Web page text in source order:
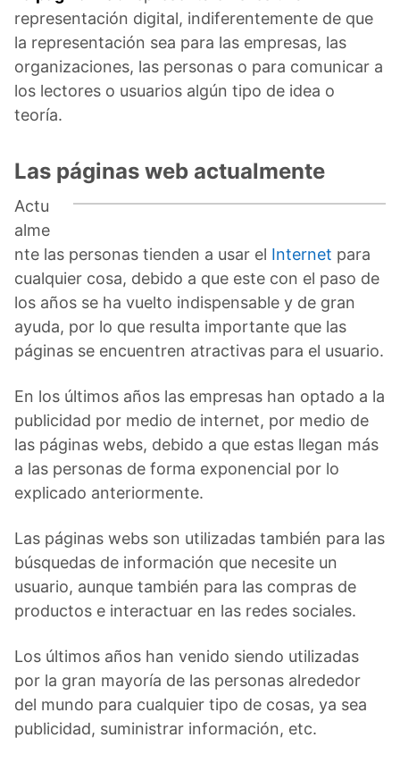
representación digital, indiferentemente de que
la representación sea para las empresas, las
organizaciones, las personas o para comunicar a
los lectores o usuarios algún tipo de idea o
teoría.
Las páginas web actualmente
Actu
alme
nte las personas tienden a usar el Internet para
cualquier cosa, debido a que este con el paso de
los años se ha vuelto indispensable y de gran
ayuda, por lo que resulta importante que las
páginas se encuentren atractivas para el usuario.
En los últimos años las empresas han optado a la
publicidad por medio de internet, por medio de
las páginas webs, debido a que estas llegan más
a las personas de forma exponencial por lo
explicado anteriormente.
Las páginas webs son utilizadas también para las
búsquedas de información que necesite un
usuario, aunque también para las compras de
productos e interactuar en las redes sociales.
Los últimos años han venido siendo utilizadas
por la gran mayoría de las personas alrededor
del mundo para cualquier tipo de cosas, ya sea
publicidad, suministrar información, etc.